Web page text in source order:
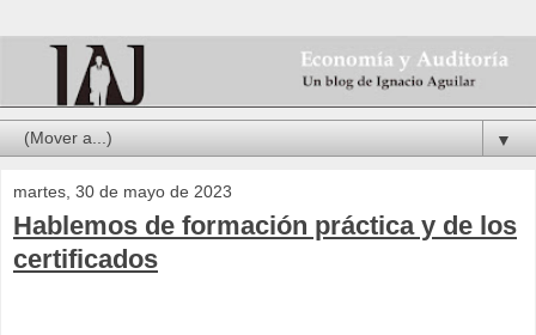
▼
martes, 30 de mayo de 2023
Hablemos de formación práctica y de los
certificados